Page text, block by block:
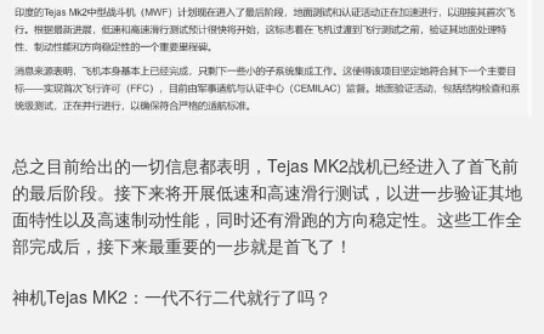
总之目前给出的一切信息都表明，Tejas MK2战机已经进入了首飞前
的最后阶段。接下来将开展低速和高速滑行测试，以进一步验证其地
面特性以及高速制动性能，同时还有滑跑的方向稳定性。这些工作全
部完成后，接下来最重要的一步就是首飞了！
神机Tejas MK2：一代不行二代就行了吗？